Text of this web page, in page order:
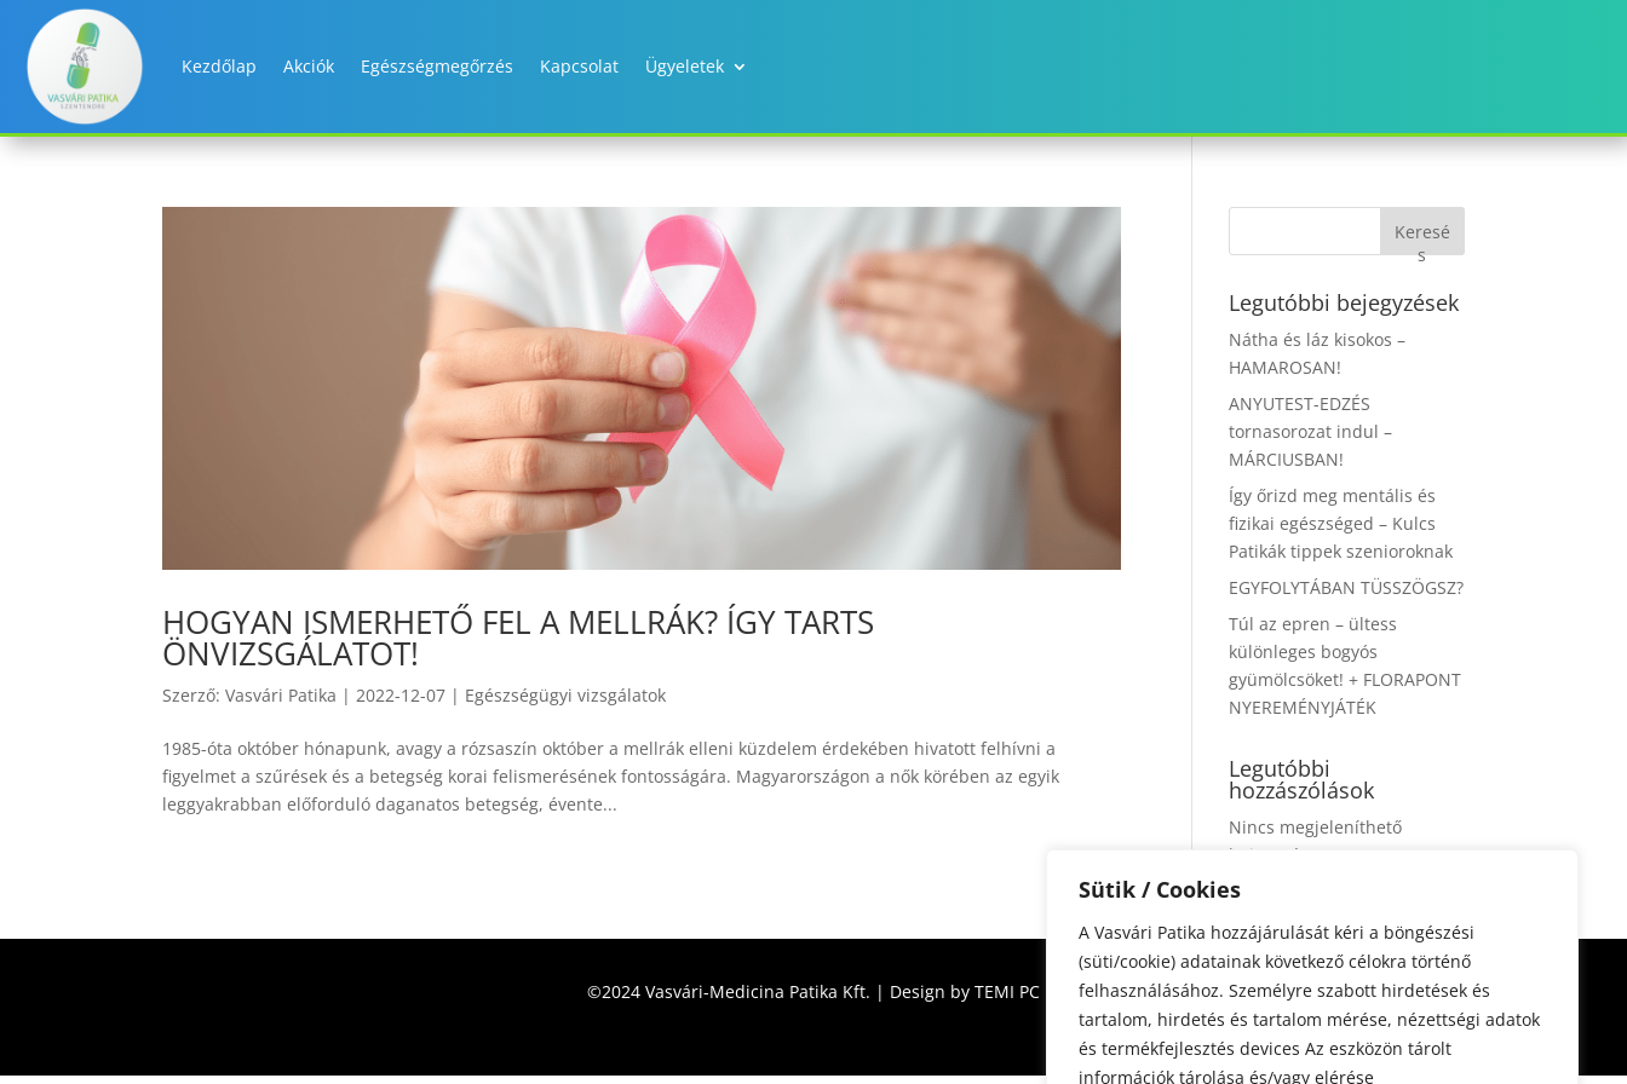
Sütik / Cookies
A Vasvári Patika hozzájárulását kéri a böngészési
(süti/cookie) adatainak következő célokra történő
felhasználásához. Személyre szabott hirdetések és
tartalom, hirdetés és tartalom mérése, nézettségi adatok
és termékfejlesztés devices Az eszközön tárolt
információk tárolása és/vagy elérése
Kezdőlap Akciók Egészségmegőrzés Kapcsolat Ügyeletek
HOGYAN ISMERHETŐ FEL A MELLRÁK? ÍGY TARTS
ÖNVIZSGÁLATOT!
Szerző:Vasvári Patika |2022-12-07 | Egészségügyi vizsgálatok
1985-óta október hónapunk, avagy a rózsaszín október a mellrák elleni küzdelem érdekében hivatott felhívni a
figyelmet a szűrések és a betegség korai felismerésének fontosságára. Magyarországon a nők körében az egyik
leggyakrabban előforduló daganatos betegség, évente...
Keresé
s
Legutóbbi bejegyzések
Nátha és láz kisokos –
HAMAROSAN!
ANYUTEST-EDZÉS
tornasorozat indul –
MÁRCIUSBAN!
Így őrizd meg mentális és
fizikai egészséged – Kulcs
Patikák tippek szenioroknak
EGYFOLYTÁBAN TÜSSZÖGSZ?
Túl az epren – ültess
különleges bogyós
gyümölcsöket! + FLORAPONT
NYEREMÉNYJÁTÉK
Legutóbbi
hozzászólások
Nincs megjeleníthető
bejegyzés.
©2024 Vasvári-Medicina Patika Kft. | Design by TEMI PC